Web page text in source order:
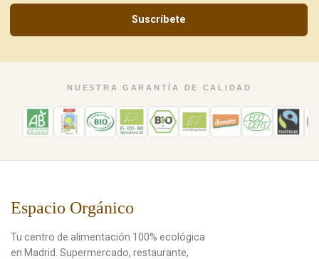
Suscríbete
NUESTRA GARANTÍA DE CALIDAD
Espacio Orgánico
Tu centro de alimentación 100% ecológica
en Madrid. Supermercado, restaurante,